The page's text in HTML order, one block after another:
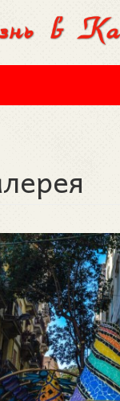
содержанию